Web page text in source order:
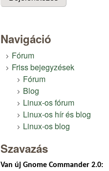
Navigáció
Fórum
Friss bejegyzések
Fórum
Blog
Linux-os fórum
Linux-os hír és blog
Linux-os blog
Szavazás
Van új Gnome Commander 2.0: